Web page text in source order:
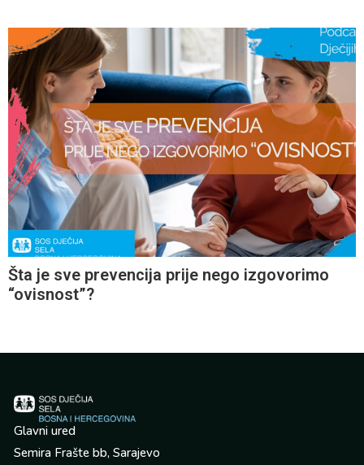
Šta je sve prevencija prije nego izgovorimo
“ovisnost”?
Glavni ured
Semira Frašte bb, Sarajevo